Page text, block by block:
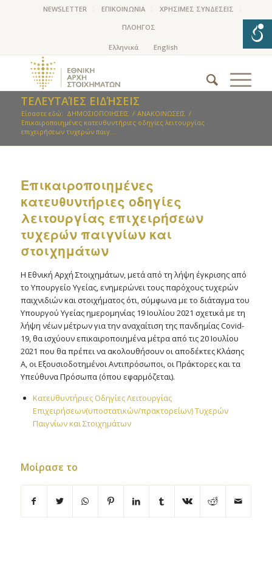
NEWSLETTER ΕΠΙΚΟΙΝΩΝΙΑ
ΧΡΗΣΙΜΕΣ ΣΥΝΔΕΣΕΙΣ
ΠΛΟΗΓΟΣ
ΤΕΛΕΥΤΑΊΕΣ ΕΙΔΉΣΕΙΣ
Είσαστε εδώ: ΔΗΜΟΣΙΟΠΟΙΗΣΕΙΣ / ΑΝΑΚΟΙΝΩΣΕΙΣ /
Επικαιροποιημένες κατευθυντήριες οδηγίες λειτουργίας
επιχειρήσεων τυχερών παιγ...
Επικαιροποιημένες
κατευθυντήριες οδηγίες
λειτουργίας επιχειρήσεων
τυχερών παιγνίων και
στοιχημάτων
Η Εθνική Αρχή Στοιχημάτων, μετά από τη λήψη έγκρισης από
το Υπουργείο Υγείας, ενημερώνει τους παρόχους τυχερών
παιχνιδιών και στοιχήματος ότι, σύμφωνα με το διάταγμα του
Υπουργού Υγείας ημερομηνίας 19 Ιουλίου 2021 σχετικά με τη
λήψη νέων μέτρων για την αναχαίτιση της πανδημίας Covid-
19, θα ισχύουν επικαιροποιημένα μέτρα από τις 20 Ιουλίου
2021 που θα πρέπει να ακολουθήσουν οι αποδέκτες Κλάσης
Α, οι Εξουσιοδοτημένοι Αντιπρόσωποι, οι Πράκτορες και τα
Υπεύθυνα Πρόσωπα (όπου εφαρμόζεται).
Κατευθυντήριες Οδηγίες Λειτουργίας
Επιχειρήσεων(υποστατικών/πρακτορείων) Τυχερών
Παιγνίων και Στοιχημάτων
Μοίρασε το